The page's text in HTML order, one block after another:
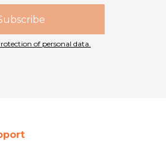
of personal data.